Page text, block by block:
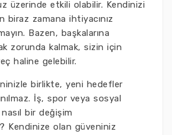
üzerinde etkili olabilir. Kendinizi
biraz zamana ihtiyacınız
Bazen, başkalarına
zorunda kalmak, sizin için
haline gelebilir.
birlikte, yeni hedefler
İş, spor veya sosyal
bir değişim
Kendinize olan güveniniz